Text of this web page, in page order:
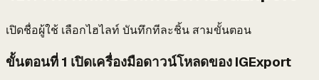
เปิดชื่อผู้ใช้ เลือกไฮไลท์ บันทึกทีละชิ้น สามขั้นตอน
ขั้นตอนที่ 1 เปิดเครื่องมือดาวน์โหลดของ IGExport